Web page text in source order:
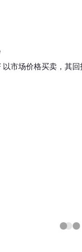
市场价格买卖，其回